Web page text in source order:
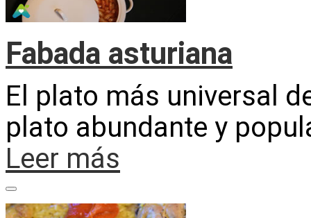
Fabada asturiana
El plato más universal
plato abundante y
Leer más